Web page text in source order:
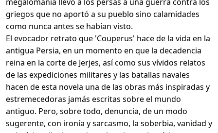
griegos que no aportó a su pueblo sino calamidades
como nunca antes se habían visto.
El evocador retrato que 'Couperus' hace de la vida en la
antigua Persia, en un momento en que la decadencia
reina en la corte de Jerjes, así como sus vívidos relatos
de las expediciones militares y las batallas navales
hacen de esta novela una de las obras más inspiradas y
estremecedoras jamás escritas sobre el mundo
antiguo. Pero, sobre todo, denuncia, de un modo
sugerente, con ironía y sarcasmo, la soberbia, vanidad y